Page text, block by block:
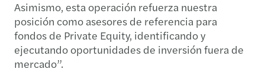
Asimismo, esta operación refuerza nuestra
posición como asesores de referencia para
fondos de Private Equity, identificando y
ejecutando oportunidades de inversión fuera de
mercado”.